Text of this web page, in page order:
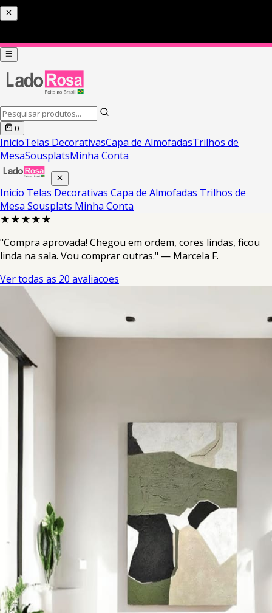
0
InicioTelas DecorativasCapa de AlmofadasTrilhos de
MesaSousplatsMinha Conta
Inicio Telas Decorativas Capa de Almofadas Trilhos de
Mesa Sousplats Minha Conta
★★★★★
"Compra aprovada! Chegou em ordem, cores lindas, ficou
linda na sala. Vou comprar outras." — Marcela F.
Ver todas as 20 avaliacoes